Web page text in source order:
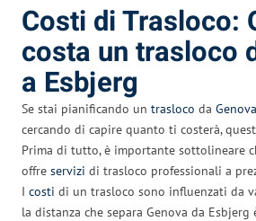
Costi di Trasloco:
costa un trasloco
a Esbjerg
Se stai pianificando un trasloco da Genova
cercando di capire quanto ti costerà,
Prima di tutto, è importante sottolineare
offre servizi di trasloco professionali a
I costi di un trasloco sono influenzati da
la distanza che separa Genova da